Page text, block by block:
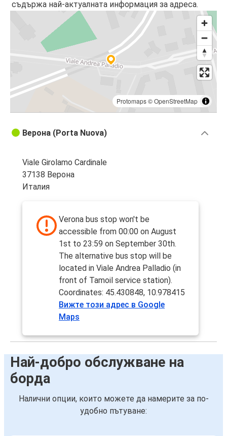
съдържа най-актуалната информация за адреса.
Protomaps©OpenStreetMap
Верона (Porta Nuova)
Viale Girolamo Cardinale
37138 Верона
Италия
Verona bus stop won't be
accessible from 00:00 on August
1st to 23:59 on September 30th.
The alternative bus stop will be
located in Viale Andrea Palladio (in
front of Tamoil service station).
Coordinates: 45.430848, 10.978415
Вижте този адрес в Google
Maps
Най-добро обслужване на
борда
Налични опции, които можете да намерите за по-
удобно пътуване: